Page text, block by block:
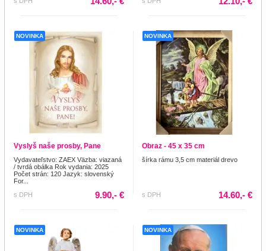
NOVINKA
Vyslyš naše prosby, Pane
Vydavateľstvo: ZAEX Väzba: viazaná
/ tvrdá obálka Rok vydania: 2025
Počet strán: 120 Jazyk: slovenský
For...
s DPH
9.90,- €
NOVINKA
Obraz - 45 x 35 cm
šírka rámu 3,5 cm materiál drevo
s DPH 14.60,- €
NOVINKA NOVINKA